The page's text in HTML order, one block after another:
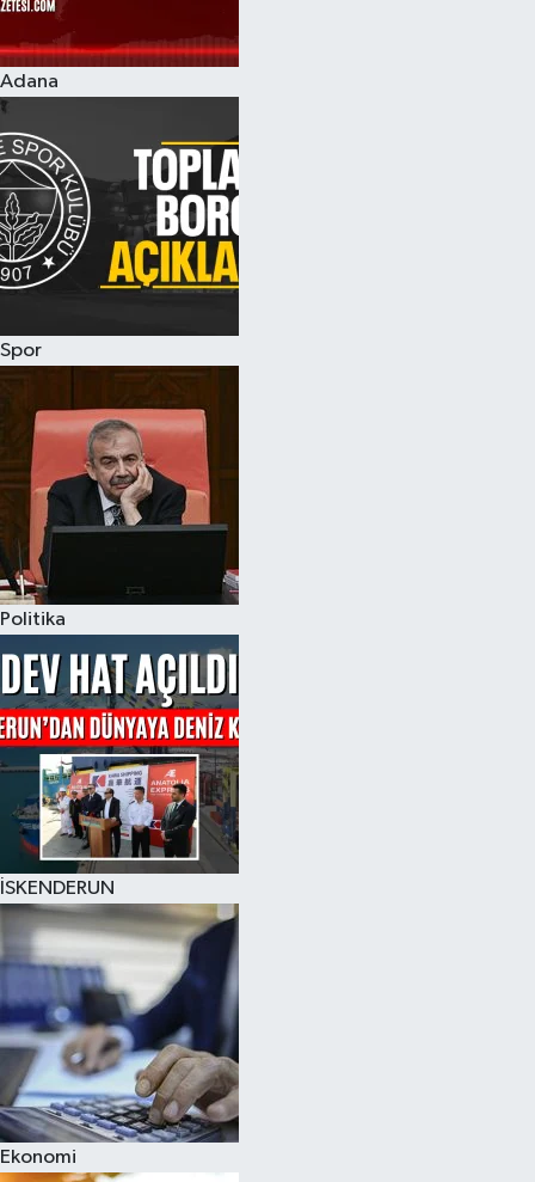
Adana
Spor
Politika
İSKENDERUN
Ekonomi